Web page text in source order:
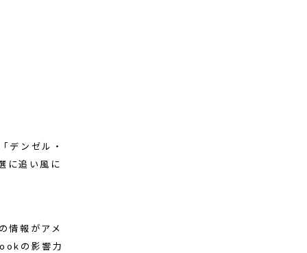
デンゼル・
に追い風に
情報がアメ
の影響力